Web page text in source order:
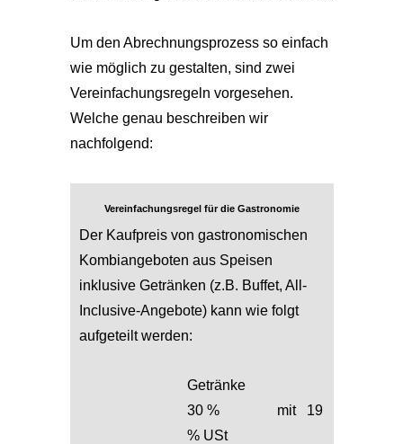
Um den Abrechnungsprozess so einfach
wie möglich zu gestalten, sind zwei
Vereinfachungsregeln vorgesehen.
Welche genau beschreiben wir
nachfolgend:
Vereinfachungsregel für die Gastronomie
Der Kaufpreis von gastronomischen
Kombiangeboten aus Speisen
inklusive Getränken (z.B. Buffet, All-
Inclusive-Angebote) kann wie folgt
aufgeteilt werden:
Getränke
30 % mit 19
% USt